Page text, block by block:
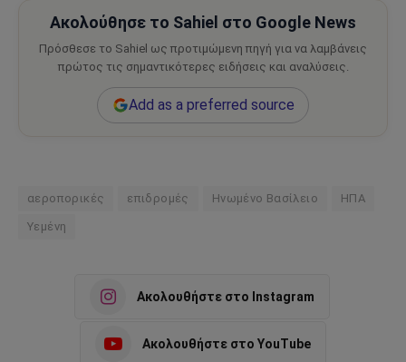
Ακολούθησε το Sahiel στο Google News
Πρόσθεσε το Sahiel ως προτιμώμενη πηγή για να λαμβάνεις
πρώτος τις σημαντικότερες ειδήσεις και αναλύσεις.
Add as a preferred source
αεροπορικές επιδρομές Ηνωμένο Βασίλειο ΗΠΑ
Υεμένη
Ακολουθήστε στο Instagram
Ακολουθήστε στο YouTube